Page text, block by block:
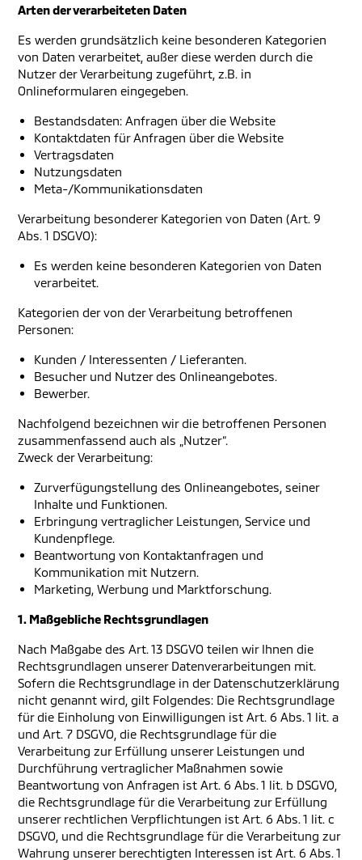
Arten der verarbeiteten Daten
Es werden grundsätzlich keine besonderen Kategorien
von Daten verarbeitet, außer diese werden durch die
Nutzer der Verarbeitung zugeführt, z.B. in
Onlineformularen eingegeben.
Bestandsdaten: Anfragen über die Website
Kontaktdaten für Anfragen über die Website
Vertragsdaten
Nutzungsdaten
Meta-/Kommunikationsdaten
Verarbeitung besonderer Kategorien von Daten (Art. 9
Abs. 1 DSGVO):
Es werden keine besonderen Kategorien von Daten
verarbeitet.
Kategorien der von der Verarbeitung betroffenen
Personen:
Kunden / Interessenten / Lieferanten.
Besucher und Nutzer des Onlineangebotes.
Bewerber.
Nachfolgend bezeichnen wir die betroffenen Personen
zusammenfassend auch als „Nutzer“.
Zweck der Verarbeitung:
Zurverfügungstellung des Onlineangebotes, seiner
Inhalte und Funktionen.
Erbringung vertraglicher Leistungen, Service und
Kundenpflege.
Beantwortung von Kontaktanfragen und
Kommunikation mit Nutzern.
Marketing, Werbung und Marktforschung.
1. Maßgebliche Rechtsgrundlagen
Nach Maßgabe des Art. 13 DSGVO teilen wir Ihnen die
Rechtsgrundlagen unserer Datenverarbeitungen mit.
Sofern die Rechtsgrundlage in der Datenschutzerklärung
nicht genannt wird, gilt Folgendes: Die Rechtsgrundlage
für die Einholung von Einwilligungen ist Art. 6 Abs. 1 lit. a
und Art. 7 DSGVO, die Rechtsgrundlage für die
Verarbeitung zur Erfüllung unserer Leistungen und
Durchführung vertraglicher Maßnahmen sowie
Beantwortung von Anfragen ist Art. 6 Abs. 1 lit. b DSGVO,
die Rechtsgrundlage für die Verarbeitung zur Erfüllung
unserer rechtlichen Verpflichtungen ist Art. 6 Abs. 1 lit. c
DSGVO, und die Rechtsgrundlage für die Verarbeitung zur
Wahrung unserer berechtigten Interessen ist Art. 6 Abs. 1